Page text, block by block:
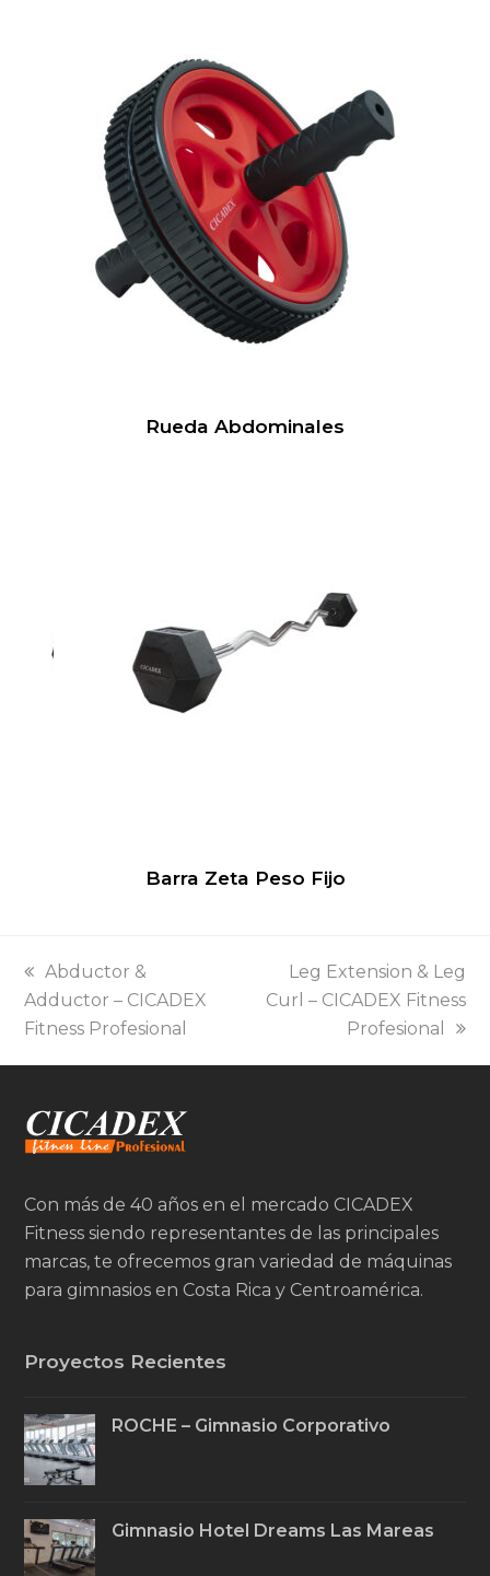
Rueda Abdominales
Barra Zeta Peso Fijo
previous
post:
Abductor &
Adductor – CICADEX
Fitness Profesional
next
post:
Leg Extension & Leg
Curl – CICADEX Fitness
Profesional
Con más de 40 años en el mercado CICADEX
Fitness siendo representantes de las principales
marcas, te ofrecemos gran variedad de máquinas
para gimnasios en Costa Rica y Centroamérica.
Proyectos Recientes
ROCHE – Gimnasio Corporativo
Gimnasio Hotel Dreams Las Mareas